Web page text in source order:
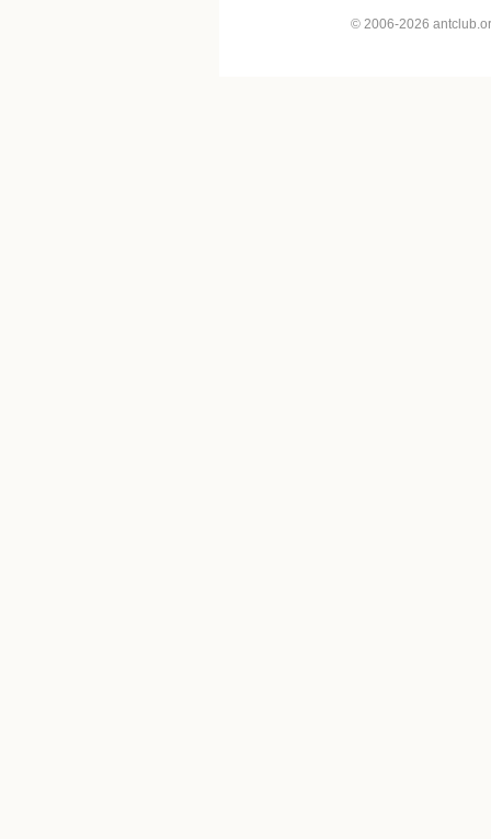
© 2006-2026